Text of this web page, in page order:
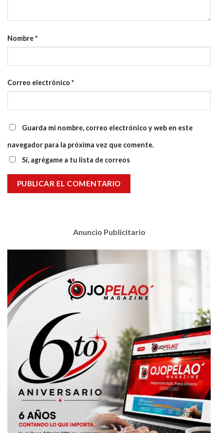
Nombre*
Correo electrónico *
Guarda mi nombre, correo electrónico y web en este
navegador para la próxima vez que comente.
Sí, agrégame a tu lista de correos
Anuncio Publicitario